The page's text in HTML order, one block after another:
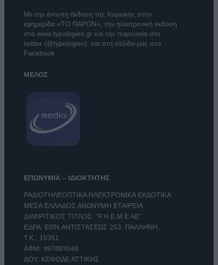
Με την έντυπη έκδοση της Κυριακής στην
εφημερίδα «ΤΟ ΠΑΡΟΝ», την ηλεκτρονική έκδοση
στο www.typologies.grκαι την παρουσία στο
twitter (@typologies), και στη σελίδα μας στο
Facebook .
ΜΕΛΟΣ
ΕΠΩΝΥΜΙΑ – ΙΔΙΟΚΤΗΤΗΣ
ΡΑΔΙΟΤΗΛΕΟΠΤΙΚΑ ΗΛΕΚΤΡΟΝΙΚΑ ΕΚΔΟΤΙΚΑ
ΜΕΣΑ ΕΛΛΑΔΟΣ ΑΝΩΝΥΜΗ ΕΤΑΙΡΕΙΑ
ΔΙΑΚΡΙΤΙΚΟΣ ΤΙΤΛΟΣ: "Ρ.Η.Ε.Μ.Ε ΑΕ"
ΕΔΡΑ: ΕΘΝ.ΑΝΤΙΣΤΑΣΕΩΣ 253, ΠΑΛΛΗΝΗ,
Τ.Κ.: 15351
ΑΦΜ: 997883048
ΔΟΥ: ΚΕΦΟΔΕ ΑΤΤΙΚΗΣ